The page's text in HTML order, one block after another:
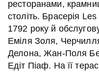
ресторанами,
століть. Брасерія
1792 року й
Еміля Золя,
Делона, Жан-Поля
Едіт Піаф. На її